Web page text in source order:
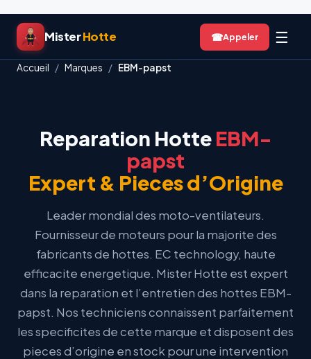
Aller
contenu
MisterHotte ☎ ☰
Accueil / Marques / EBM-papst
Reparation HotteEBM-
papst
Expert & Pieces d’Origine
Leader mondial des moto-ventilateurs.
Fournisseur de moteurs pour la majorite des
fabricants de hottes. EC technology, haute
efficacite energetique. Mister Hotte est expert
dans la reparation et l’entretien des hottes EBM-
papst. Nos techniciens connaissent parfaitement
les specificites de cette marque et disposent des
pieces d’origine en stock pour une intervention